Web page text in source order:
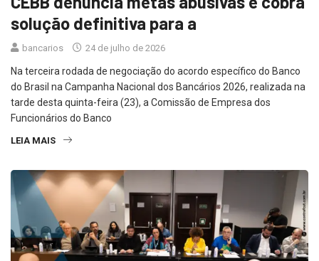
solução definitiva para a
bancarios 24 de julho de 2026
Na terceira rodada de negociação do acordo específico do Banco
do Brasil na Campanha Nacional dos Bancários 2026, realizada na
tarde desta quinta-feira (23), a Comissão de Empresa dos
Funcionários do Banco
LEIA MAIS